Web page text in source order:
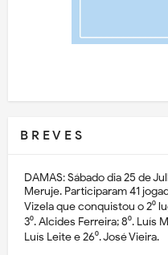
B R E V E S
DAMAS: Sábado dia 25 de
Meruje. Participaram 41
Vizela que conquistou o 2⁰
3⁰. Alcides Ferreira; 8⁰. Luís
Luís Leite e 26⁰. José Vieira.